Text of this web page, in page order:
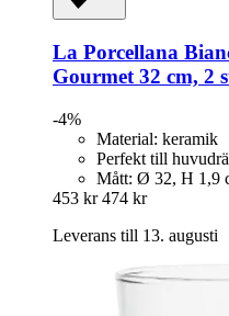
La Porcellana
Gourmet 32 cm, 2
-4%
Material: keramik
Perfekt till
Mått: Ø 32, H 1,9
453 kr 474 kr
Leverans till 13. augusti